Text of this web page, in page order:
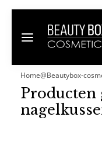
Home@Beautybox-
Producten